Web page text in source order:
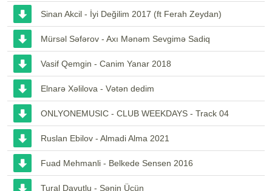
Sinan Akcil - İyi Değilim 2017 (ft Ferah Zeydan)
Mürsəl Səfərov - Axı Mənəm Sevgimə Sadiq
Vasif Qemgin - Canim Yanar 2018
Elnarə Xəlilova - Vətən dedim
ONLYONEMUSIC - CLUB WEEKDAYS - Track 04
Ruslan Ebilov - Almadi Alma 2021
Fuad Mehmanli - Belkede Sensen 2016
Tural Davutlu - Sənin Üçün